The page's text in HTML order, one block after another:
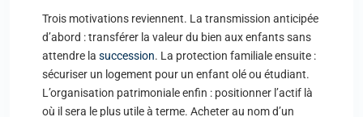
Trois motivations reviennent. La transmission anticipée
d’abord : transférer la valeur du bien aux enfants sans
attendre la succession. La protection familiale ensuite :
sécuriser un logement pour un enfant olé ou étudiant.
L’organisation patrimoniale enfin : positionner l’actif là
où il sera le plus utile à terme. Acheter au nom d’un